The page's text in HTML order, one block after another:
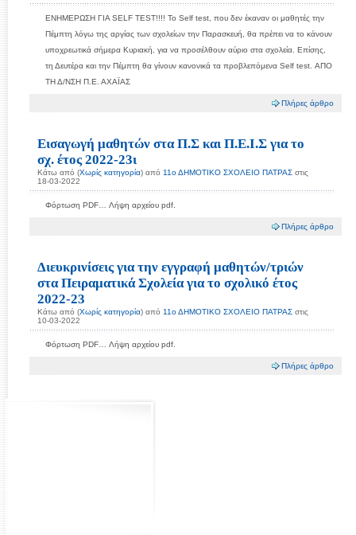
ΕΝΗΜΕΡΩΣΗ ΓΙΑ SELF TEST!!!! Το Self test, που δεν έκαναν οι μαθητές την
Πέμπτη λόγω της αργίας των σχολείων την Παρασκευή, θα πρέπει να το κάνουν
υποχρεωτικά σήμερα Κυριακή, για να προσέλθουν αύριο στα σχολεία. Επίσης,
τη Δευτέρα και την Πέμπτη θα γίνουν κανονικά τα προβλεπόμενα Self test. ΑΠΟ
ΤΗ Δ/ΝΣΗ Π.Ε. ΑΧΑΪΑΣ
Πλήρες άρθρο
Εισαγωγή μαθητών στα Π.Σ και Π.Ε.Ι.Σ για το
σχ. έτος 2022-23ι
Κάτω από (Χωρίς κατηγορία) από 11ο ΔΗΜΟΤΙΚΟ ΣΧΟΛΕΙΟ ΠΑΤΡΑΣ στις
18-03-2022
Φόρτωση PDF… Λήψη αρχείου pdf.
Πλήρες άρθρο
Διευκρινίσεις για την εγγραφή μαθητών/τριών
στα Πειραματικά Σχολεία για το σχολικό έτος
2022-23
Κάτω από (Χωρίς κατηγορία) από 11ο ΔΗΜΟΤΙΚΟ ΣΧΟΛΕΙΟ ΠΑΤΡΑΣ στις
10-03-2022
Φόρτωση PDF… Λήψη αρχείου pdf.
Πλήρες άρθρο